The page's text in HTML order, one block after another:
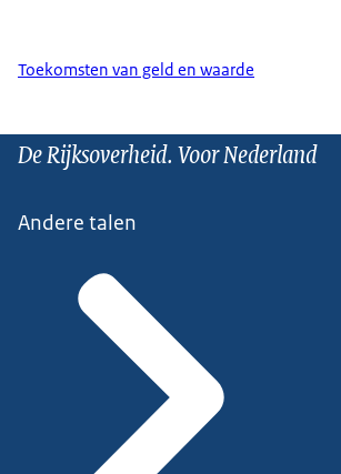
Toekomsten van geld en waarde
De Rijksoverheid. Voor Nederland
Andere talen